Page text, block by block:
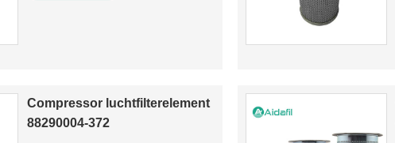
Compressor luchtfilterelement
88290004-372